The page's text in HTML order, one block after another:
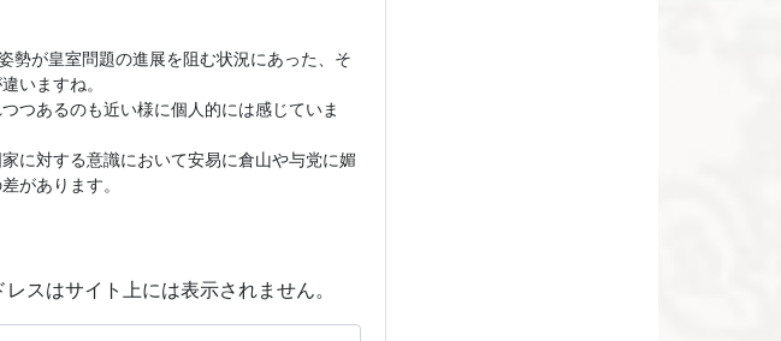
勢が皇室問題の進展を阻む状況にあった、そ
いますね。
つあるのも近い様に個人的には感じていま
に対する意識において安易に倉山や与党に媚
があります。
スはサイト上には表示されません。